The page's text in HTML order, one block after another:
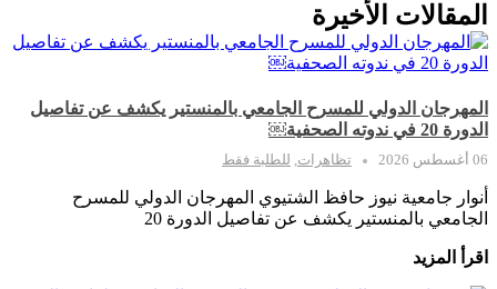
المقالات الأخيرة
المهرجان الدولي للمسرح الجامعي بالمنستير يكشف عن تفاصيل
الدورة 20 في ندوته الصحفية￼
06 أغسطس 2026 تظاهرات للطلبة فقط
أنوار جامعية نيوز حافظ الشتيوي المهرجان الدولي للمسرح
الجامعي بالمنستير يكشف عن تفاصيل الدورة 20
اقرأ المزيد